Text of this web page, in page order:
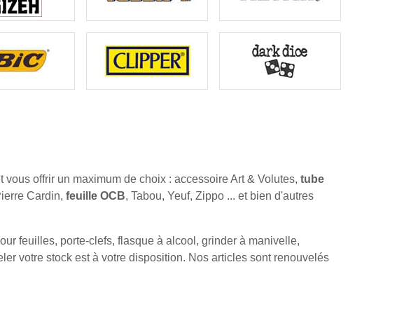
offrir un maximum de choix : accessoire Art & Volutes, tube
Cardin, feuille OCB, Tabou, Yeuf, Zippo ... et bien d'autres
feuilles, porte-clefs, flasque à alcool, grinder à manivelle,
votre stock est à votre disposition. Nos articles sont renouvelés